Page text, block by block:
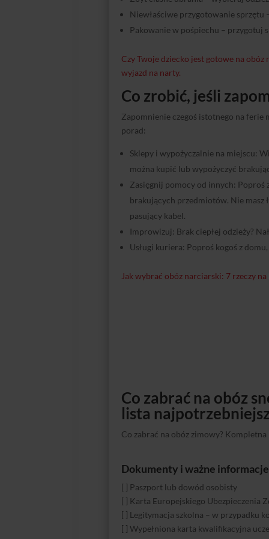
Niewłaściwe przygotowanie sprzętu
Pakowanie w pośpiechu – przygotuj
Czy Twoje dziecko jest gotowe na
wyjazd na narty.
Co zrobić, jeśli
Zapomnienie czegoś istotnego na ferie
porad:
Sklepy i wypożyczalnie na miejscu:
można kupić lub wypożyczyć
Zasięgnij pomocy od innych: Poproś
brakujących przedmiotów. Nie masz
pasujący kabel.
Improwizuj: Brak ciepłej odzieży?
Usługi kuriera: Poproś kogoś z
Jak wybrać obóz narciarski: 7 rzeczy
Dokumenty i ważne informacje
[ ] Paszport lub dowód osobisty
[ ] Karta Europejskiego Ubezpieczenia
[ ] Legitymacja szkolna – w przypadku
[ ] Wypełniona karta kwalifikacyjna
Ekwipunek snowboardowy
[ ] Kurtka snowboardowa
[ ] Spodnie snowboardowe
[ ] Odzież termoaktywna – legginsy i